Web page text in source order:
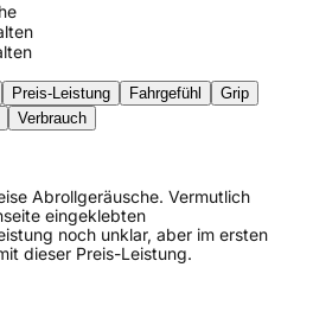
Preis-Leistung Fahrgefühl
Grip
Verbrauch
Abrollgeräusche. Vermutlich
eingeklebten
noch unklar, aber im ersten
dieser Preis-Leistung.